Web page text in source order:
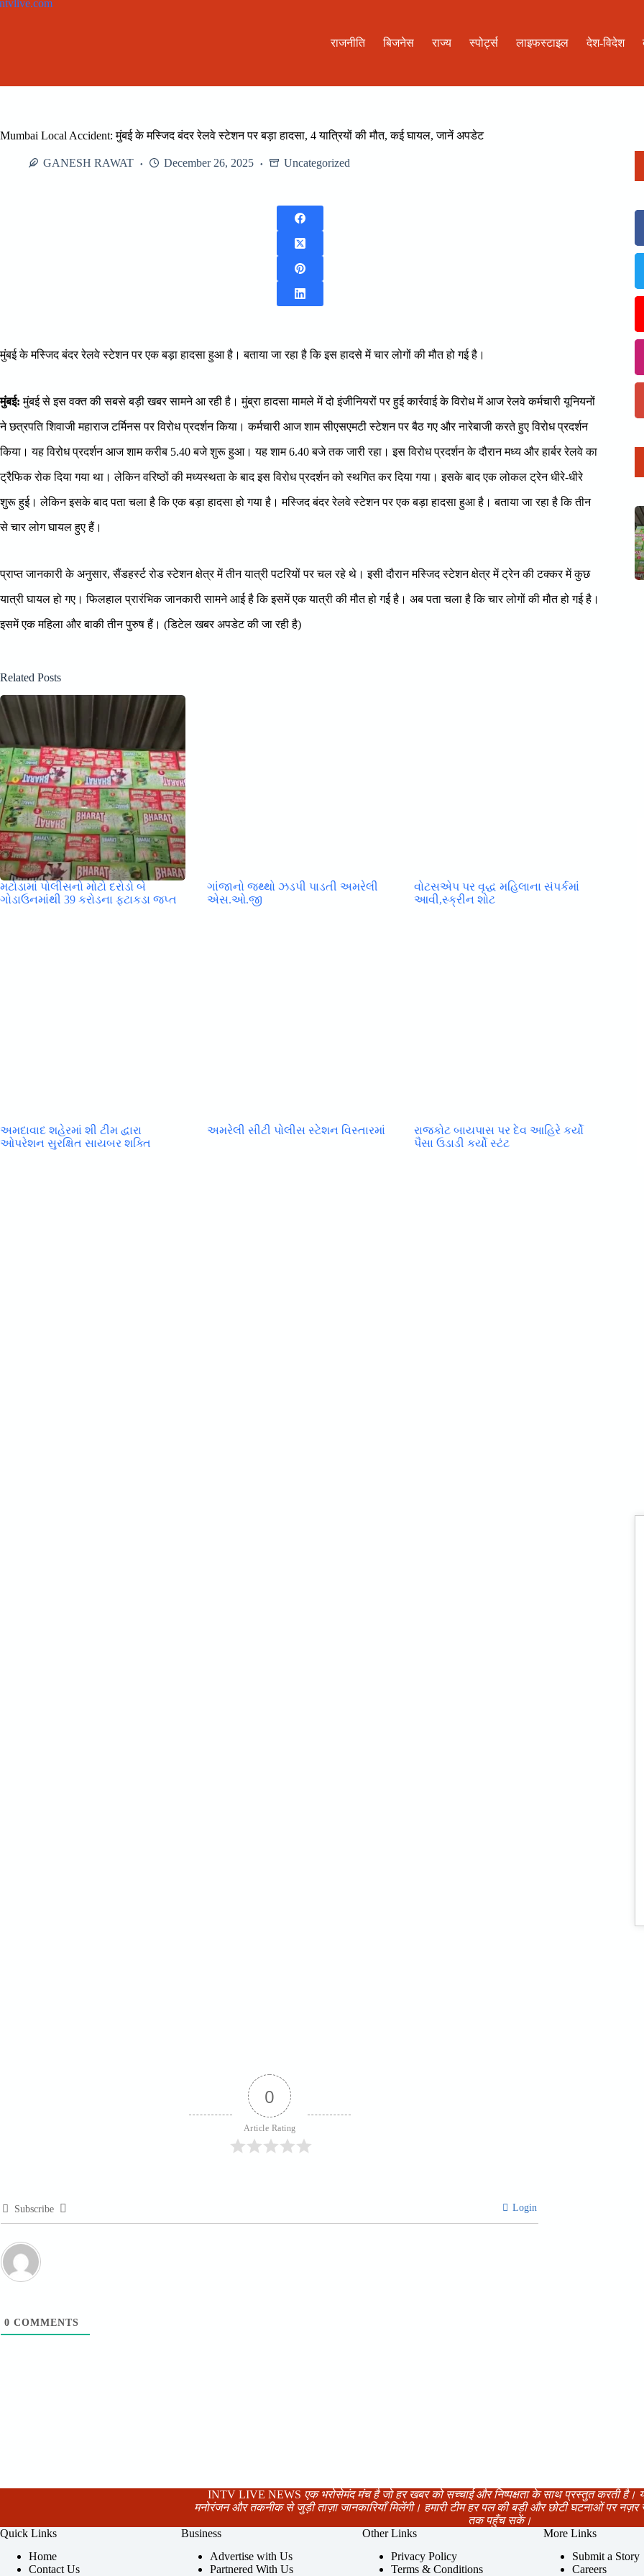
Skip
राजनीति
बिजनेस राज्य स्पोर्ट्स लाइफस्टाइल देश-विदेश
Mumbai Local Accident: मुंबई के मस्जिद बंदर रेलवे स्टेशन पर बड़ा हादसा, 4 यात्रियों की मौत, कई घायल, जानें अपडेट
GANESH RAWAT December 26, 2025 Uncategorized
मुंबई के मस्जिद बंदर रेलवे स्टेशन पर एक बड़ा हादसा हुआ है। बताया जा रहा है कि इस हादसे में चार लोगों की मौत हो गई है।
मुंबई:मुंबई से इस वक्त की सबसे बड़ी खबर सामने आ रही है। मुंब्रा हादसा मामले में दो इंजीनियरों पर हुई कार्रवाई के विरोध में आज रेलवे कर्मचारी यूनियनों
ने छत्रपति शिवाजी महाराज टर्मिनस पर विरोध प्रदर्शन किया। कर्मचारी आज शाम सीएसएमटी स्टेशन पर बैठ गए और नारेबाजी करते हुए विरोध प्रदर्शन
किया। यह विरोध प्रदर्शन आज शाम करीब 5.40 बजे शुरू हुआ। यह शाम 6.40 बजे तक जारी रहा। इस विरोध प्रदर्शन के दौरान मध्य और हार्बर रेलवे का
ट्रैफिक रोक दिया गया था। लेकिन वरिष्ठों की मध्यस्थता के बाद इस विरोध प्रदर्शन को स्थगित कर दिया गया। इसके बाद एक लोकल ट्रेन धीरे-धीरे
शुरू हुई। लेकिन इसके बाद पता चला है कि एक बड़ा हादसा हो गया है। मस्जिद बंदर रेलवे स्टेशन पर एक बड़ा हादसा हुआ है। बताया जा रहा है कि तीन
से चार लोग घायल हुए हैं।
प्राप्त जानकारी के अनुसार, सैंडहर्स्ट रोड स्टेशन क्षेत्र में तीन यात्री पटरियों पर चल रहे थे। इसी दौरान मस्जिद स्टेशन क्षेत्र में ट्रेन की टक्कर में कुछ
यात्री घायल हो गए। फिलहाल प्रारंभिक जानकारी सामने आई है कि इसमें एक यात्री की मौत हो गई है। अब पता चला है कि चार लोगों की मौत हो गई है।
इसमें एक महिला और बाकी तीन पुरुष हैं। (डिटेल खबर अपडेट की जा रही है)
Related Posts
મટોડામાં પોલીસનો મોટો દરોડો બે
ગોડાઉનમાંથી 39 કરોડના ફટાકડા જપ્ત
ગાંજાનો જથ્થો ઝડપી પાડતી અમરેલી
એસ.ઓ.જી
વોટસએપ પર વૃદ્ધ મહિલાના સંપર્કમાં
આવી,સ્ક્રીન શોટ
અમદાવાદ શહેરમાં શી ટીમ દ્વારા
ઓપરેશન સુરક્ષિત સાયબર શક્તિ
અમરેલી સીટી પોલીસ સ્ટેશન વિસ્તારમાં
રાજકોટ બાયપાસ પર દેવ આહિરે કર્યો
પૈસા ઉડાડી કર્યો સ્ટંટ
0
Article Rating
Subscribe Login
0 COMMENTS
INTV LIVE NEWS एक भरोसेमंद मंच है जो हर खबर को सच्चाई और निष्पक्षता के साथ प्रस्तुत करती है।
मनोरंजन और तकनीक से जुड़ी ताज़ा जानकारियाँ मिलेंगी। हमारी टीम हर पल की बड़ी और छोटी घटनाओं पर
तक पहुँच सकें।
Quick Links
Home
Contact Us
Business
Advertise with Us
Partnered With Us
Other Links
Privacy Policy
Terms & Conditions
More Links
Submit a Story
Careers